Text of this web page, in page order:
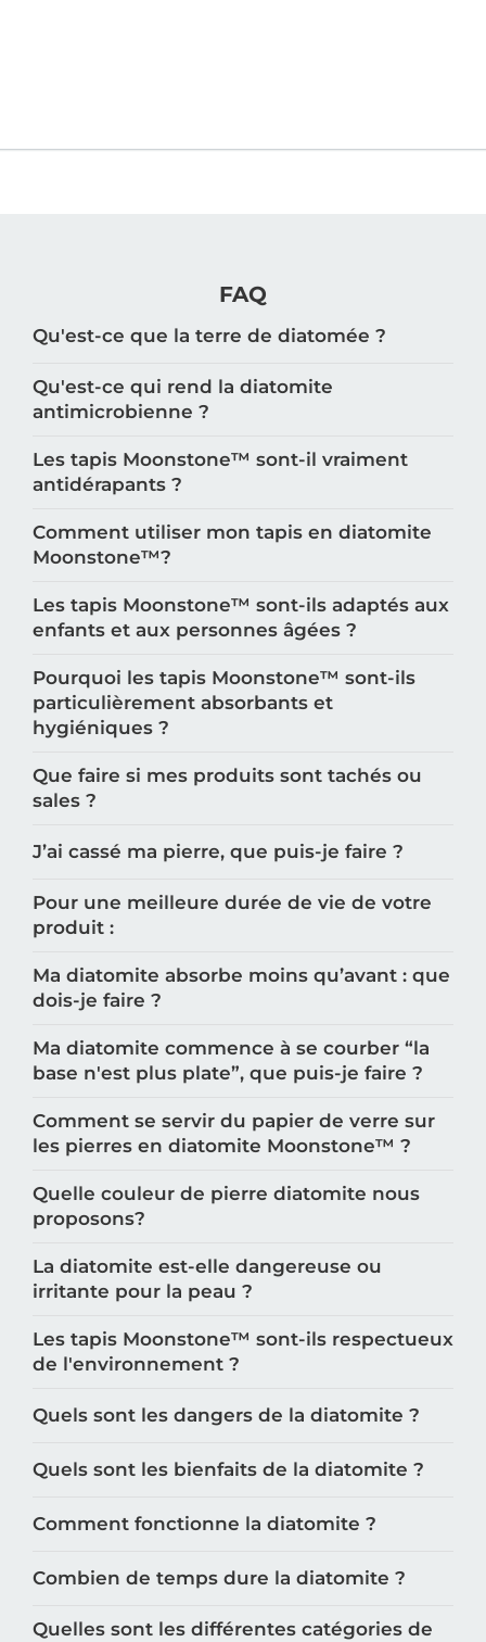
FAQ
Qu'est-ce que la terre de diatomée ?
Qu'est-ce qui rend la diatomite
antimicrobienne ?
Les tapis Moonstone™️ sont-il vraiment
antidérapants ?
Comment utiliser mon tapis en diatomite
Moonstone™️?
Les tapis Moonstone™️ sont-ils adaptés aux
enfants et aux personnes âgées ?
Pourquoi les tapis Moonstone™️ sont-ils
particulièrement absorbants et
hygiéniques ?
Que faire si mes produits sont tachés ou
sales ?
J’ai cassé ma pierre, que puis-je faire ?
Pour une meilleure durée de vie de votre
produit :
Ma diatomite absorbe moins qu’avant : que
dois-je faire ?
Ma diatomite commence à se courber “la
base n'est plus plate”, que puis-je faire ?
Comment se servir du papier de verre sur
les pierres en diatomite Moonstone™️ ?
Quelle couleur de pierre diatomite nous
proposons?
La diatomite est-elle dangereuse ou
irritante pour la peau ?
Les tapis Moonstone™️ sont-ils respectueux
de l'environnement ?
Quels sont les dangers de la diatomite ?
Quels sont les bienfaits de la diatomite ?
Comment fonctionne la diatomite ?
Combien de temps dure la diatomite ?
Quelles sont les différentes catégories de